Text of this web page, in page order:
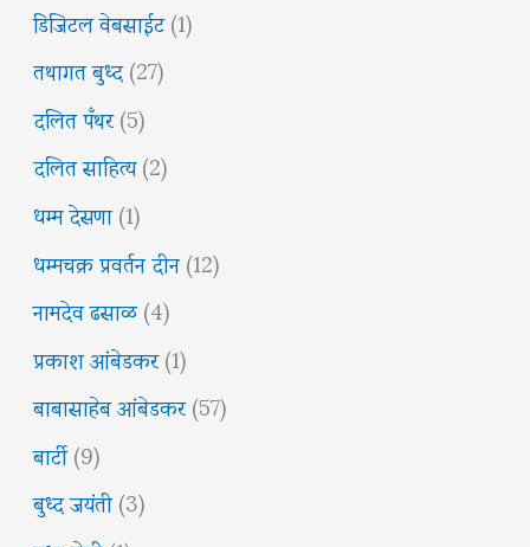
डिजिटल वेबसाईट(1)
तथागत बुध्द(27)
दलित पँथर(5)
दलित साहित्य(2)
धम्म देसणा(1)
धम्मचक्र प्रवर्तन दीन(12)
नामदेव ढसाळ(4)
प्रकाश आंबेडकर(1)
बाबासाहेब आंबेडकर(57)
बार्टी(9)
बुध्द जयंती(3)